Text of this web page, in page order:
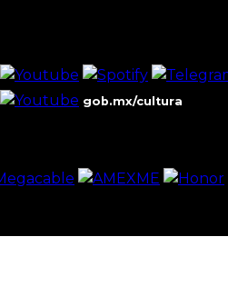
gob.mx/cultura